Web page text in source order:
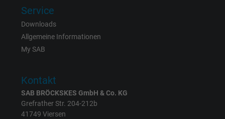
Name
Anbieter Google LLC
Zweck
Benutzers auf der Website zu
zu registrieren und zu melden.
Service
Downloads
Allgemeine Informationen
My SAB
Kontakt
SAB BRÖCKSKES GmbH & Co. KG
Grefrather Str. 204-212b
41749 Viersen